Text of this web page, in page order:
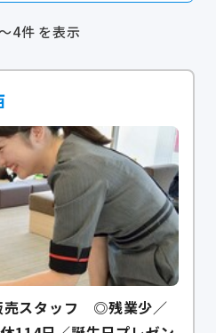
4件 を表示
売スタッフ ◎残業少／